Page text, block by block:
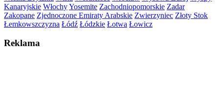
Kanaryjskie WłochyYosemite Zachodniopomorskie Zadar
Zakopane Zjednoczone Emiraty Arabskie Zwierzyniec Złoty Stok
Łemkowszczyzna Łódź Łódzkie Łotwa Łowicz
Reklama